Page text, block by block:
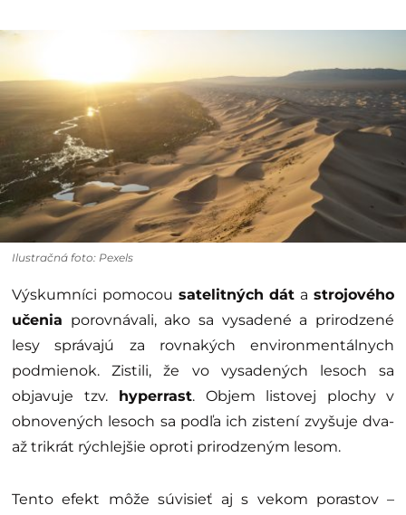
Ilustračná foto: Pexels
Výskumníci pomocou satelitných dát astrojového
učenia porovnávali, ako sa vysadené a prirodzené
lesy správajú za rovnakých environmentálnych
podmienok. Zistili, že vo vysadených lesoch sa
objavuje tzv.hyperrast. Objem listovej plochy v
obnovených lesoch sa podľa ich zistení zvyšuje dva-
až trikrát rýchlejšie oproti prirodzeným lesom.
Tento efekt môže súvisieť aj s vekom porastov –